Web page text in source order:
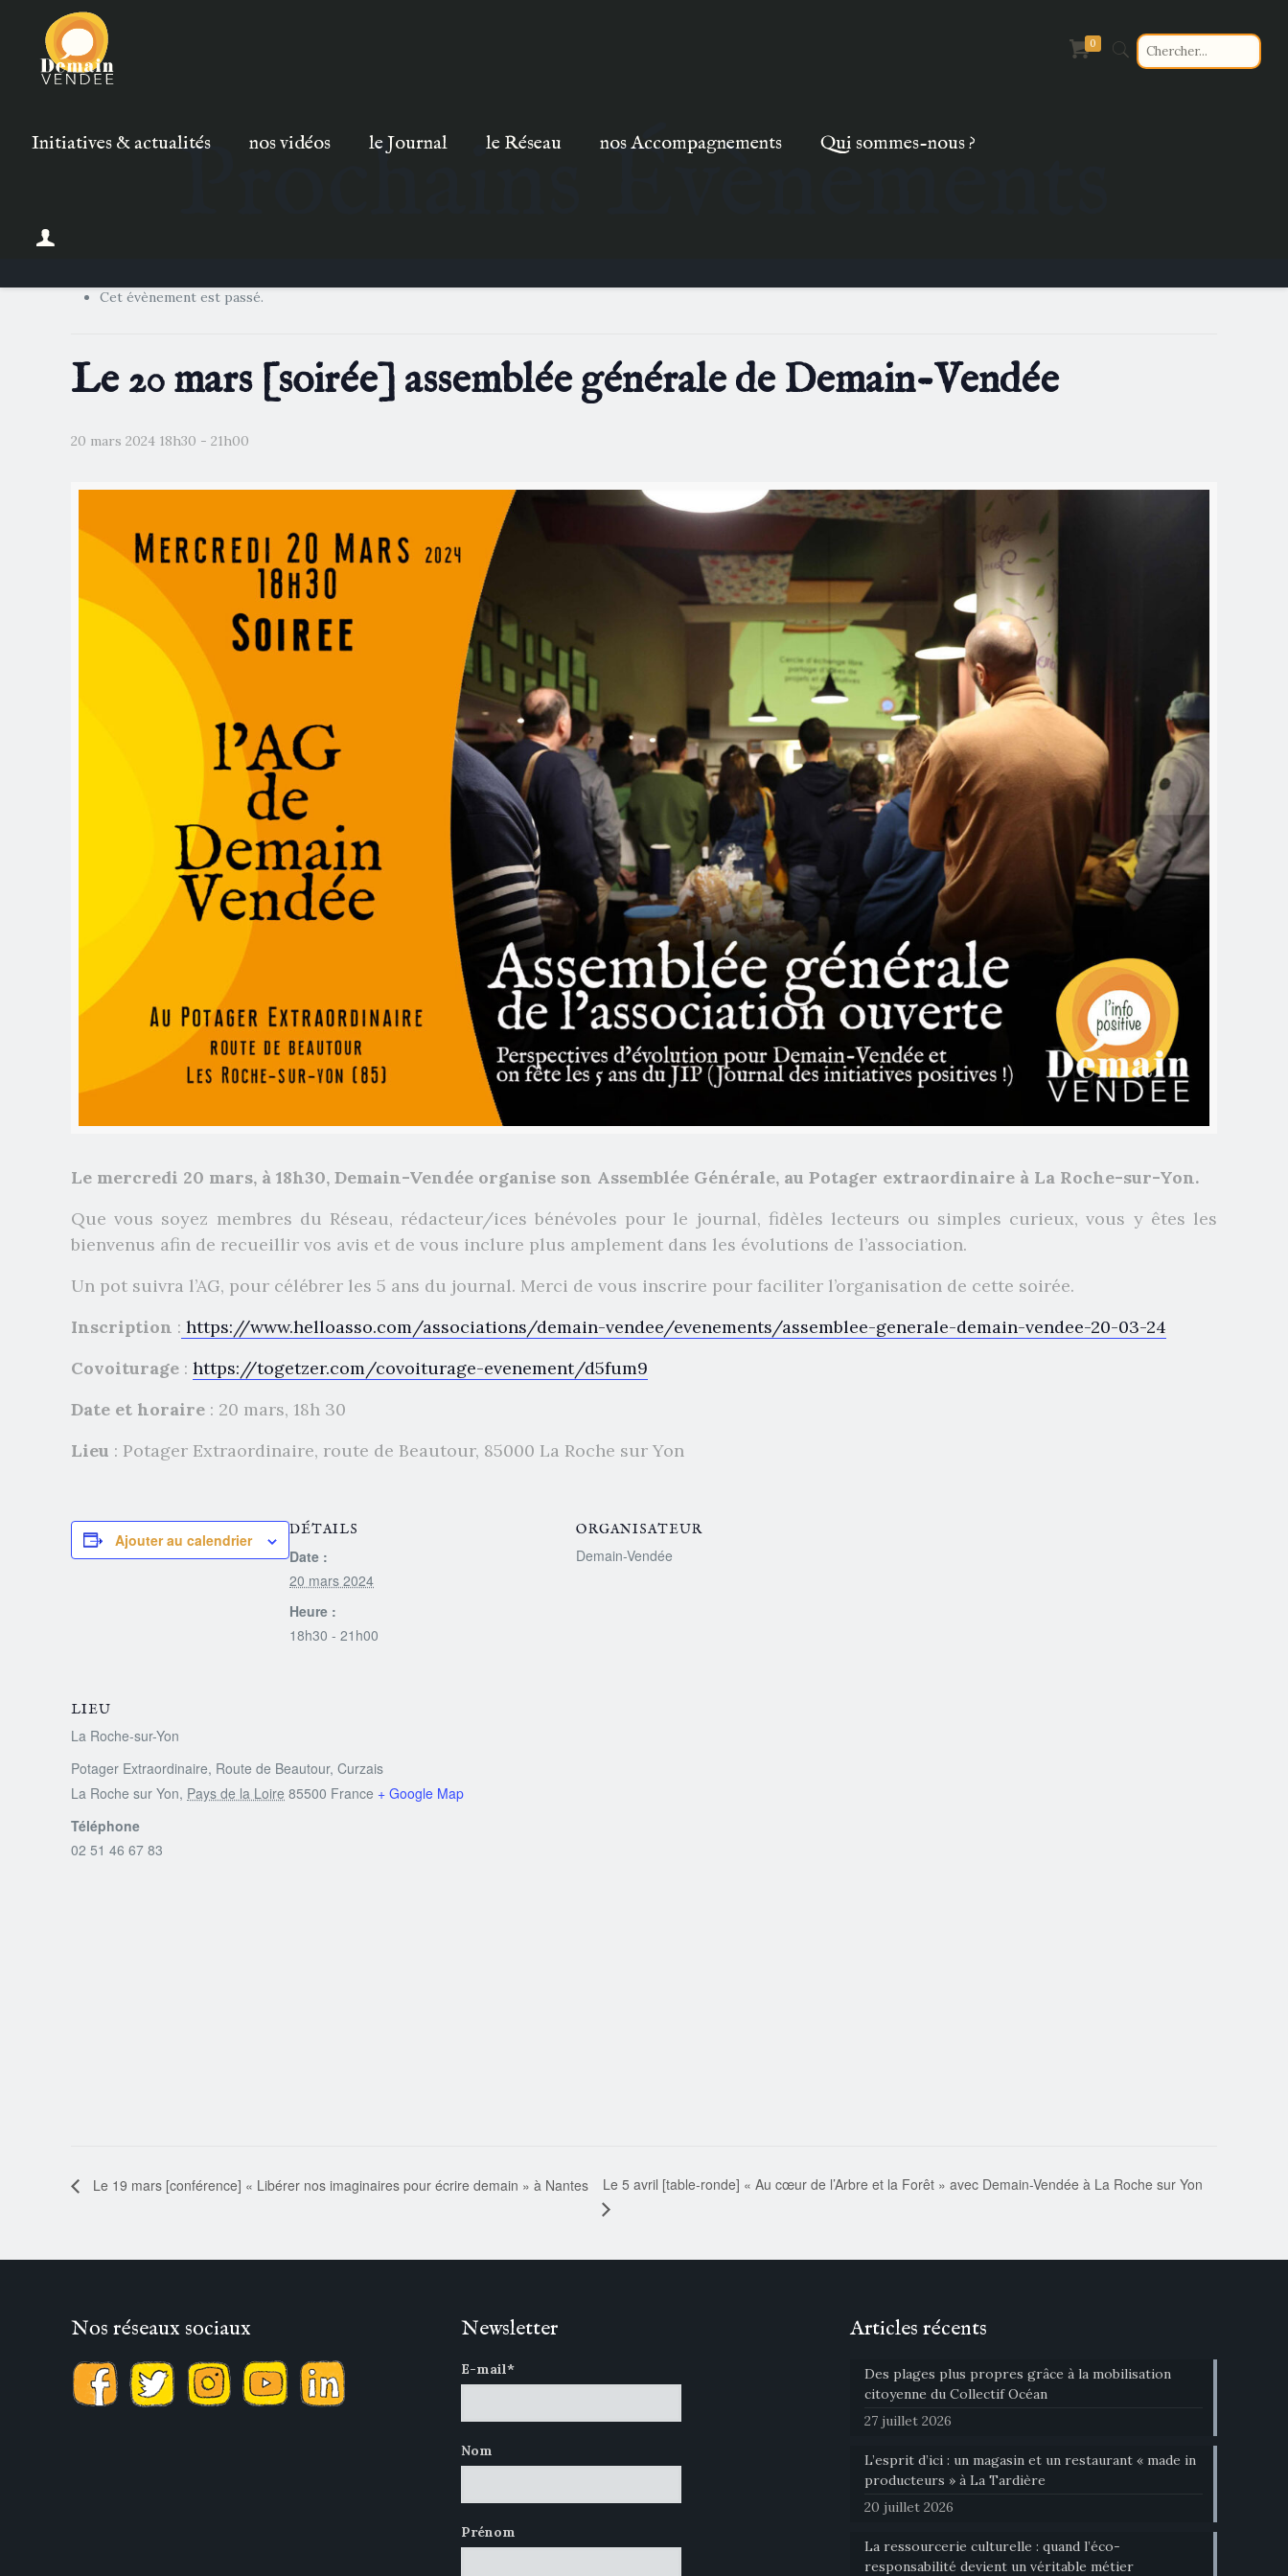
Initiatives & actualités nos vidéos le Journal le Réseau nos Accompagnements Qui sommes-nous ?
0
Prochains Évènements
Cet évènement est passé.
Le 20 mars [soirée] assemblée générale de Demain-Vendée
20 mars 2024 18h30 -21h00
Le mercredi 20 mars, à 18h30, Demain-Vendée organise son Assemblée Générale, au Potager extraordinaire à La Roche-sur-Yon.
Que vous soyez membres du Réseau, rédacteur/ices bénévoles pour le journal, fidèles lecteurs ou simples curieux, vous y êtes les
bienvenus afin de recueillir vos avis et de vous inclure plus amplement dans les évolutions de l’association.
Un pot suivra l’AG, pour célébrer les 5 ans du journal. Merci de vous inscrire pour faciliter l’organisation de cette soirée.
Inscription : https://www.helloasso.com/associations/demain-vendee/evenements/assemblee-generale-demain-vendee-20-03-24
Covoiturage :https://togetzer.com/covoiturage-evenement/d5fum9
Date et horaire : 20 mars, 18h 30
Lieu : Potager Extraordinaire, route de Beautour, 85000 La Roche sur Yon
Ajouter au calendrier
DÉTAILS
Date :
20 mars 2024
Heure :
18h30 - 21h00
ORGANISATEUR
Demain-Vendée
LIEU
La Roche-sur-Yon
Potager Extraordinaire, Route de Beautour, Curzais
La Roche sur Yon, Pays de la Loire 85500 France + Google Map
Téléphone
02 51 46 67 83
Le 19 mars [conférence] « Libérer nos imaginaires pour écrire demain » à Nantes Le 5 avril [table-ronde] « Au cœur de l’Arbre et la Forêt » avec Demain-Vendée à La Roche sur Yon
Nos réseaux sociaux Newsletter
E-mail*
Nom
Prénom
Articles récents
Des plages plus propres grâce à la mobilisation
citoyenne du Collectif Océan
27 juillet 2026
L’esprit d’ici : un magasin et un restaurant « made in
producteurs » à La Tardière
20 juillet 2026
La ressourcerie culturelle : quand l’éco-
responsabilité devient un véritable métier